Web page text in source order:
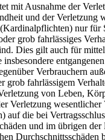
mit Ausnahme der
und der Verletzung
nur für
grob fahrlässiges
Dies gilt auch für
insbesondere
Verbrauchern
grob fahrlässigem
von Leben,
Verletzung wesentlicher
auf die bei
und im übrigen
Durchschnittsschäden